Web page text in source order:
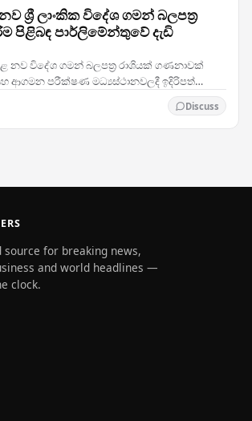
ශ්‍රී ලාංකික විදේශ ගමන් බලපත්‍ර
පිළිබඳ පාර්ලිමේන්තුවේ දැඩි
නව විදේශ ගමන් බලපත්‍ර රාශියක් ගණනාවක්
ආගමන පරීක්ෂණ මධ්‍යස්ථානවලදී ඉදිරිපත්
Discuss
source for breaking news,
and world headlines —
clock.